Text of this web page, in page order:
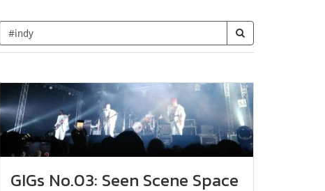
GIGs No.03: Seen Scene Space